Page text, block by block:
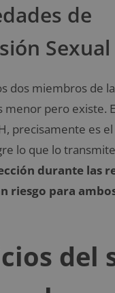
de
Sexual
dos miembros de
menor pero existe.
precisamente es
lo que lo
durante las
riesgo para
del